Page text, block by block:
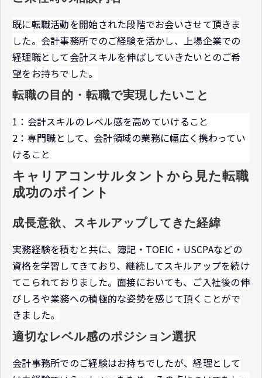
既に転職活動を開始された段階でお会いさせて頂きま
した。会計事務所でのご経験を活かし、上場企業での
経理職として会計スキルを伸ばしていきたいとのご希
望をお持ちでした。
転職の目的・転職で実現したいこと
1：会計スキルのレベル感を高めていけること
2：専門職として、会計領域の業務に幅広く携わってい
けること
キャリアコンサルタントから見た転職
成功のポイント
成長意欲、スキルアップしてきた経緯
実務経験を積むと共に、簿記・TOEIC・USCPAなどの
資格を学習してきており、継続してスキルアップを続け
てこられておりました。面接においても、ご入社後の伸
びしろや業務への積極的な姿勢を感じて頂くことがで
きました。
適切なレベル感のポジション選択
会計事務所でのご経験はお持ちでしたが、経理として